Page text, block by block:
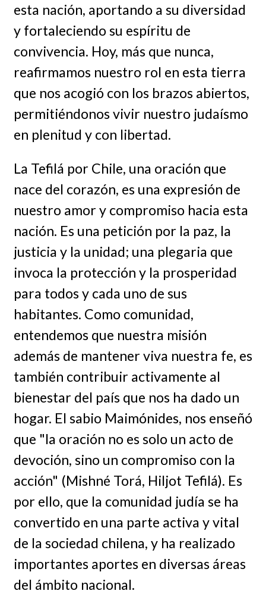
esta nación, aportando a su diversidad
y fortaleciendo su espíritu de
convivencia. Hoy, más que nunca,
reafirmamos nuestro rol en esta tierra
que nos acogió con los brazos abiertos,
permitiéndonos vivir nuestro judaísmo
en plenitud y con libertad.
La Tefilá por Chile, una oración que
nace del corazón, es una expresión de
nuestro amor y compromiso hacia esta
nación. Es una petición por la paz, la
justicia y la unidad; una plegaria que
invoca la protección y la prosperidad
para todos y cada uno de sus
habitantes. Como comunidad,
entendemos que nuestra misión
además de mantener viva nuestra fe, es
también contribuir activamente al
bienestar del país que nos ha dado un
hogar. El sabio Maimónides, nos enseñó
que "la oración no es solo un acto de
devoción, sino un compromiso con la
acción" (Mishné Torá, Hiljot Tefilá). Es
por ello, que la comunidad judía se ha
convertido en una parte activa y vital
de la sociedad chilena, y ha realizado
importantes aportes en diversas áreas
del ámbito nacional.